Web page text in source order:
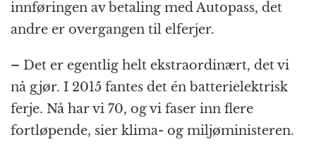
innføringen av betaling med Autopass, det
andre er overgangen til elferjer.
– Det er egentlig helt ekstraordinært, det vi
nå gjør. I 2015 fantes det én batterielektrisk
ferje. Nå har vi 70, og vi faser inn flere
fortløpende, sier klima- og miljøministeren.